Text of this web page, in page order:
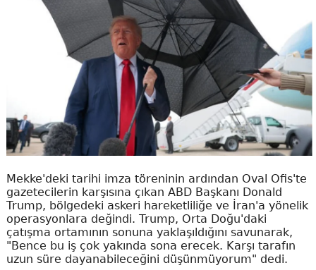
Mekke'deki tarihi imza töreninin ardından Oval Ofis'te
gazetecilerin karşısına çıkan ABD Başkanı Donald
Trump, bölgedeki askeri hareketliliğe ve İran'a yönelik
operasyonlara değindi. Trump, Orta Doğu'daki
çatışma ortamının sonuna yaklaşıldığını savunarak,
"Bence bu iş çok yakında sona erecek. Karşı tarafın
uzun süre dayanabileceğini düşünmüyorum" dedi.